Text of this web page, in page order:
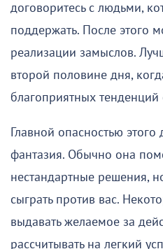
договоритесь с людьми,
поддержать. После этого
реализации замыслов.
второй половине дня,
благоприятных тенденций
Главной опасностью
фантазия. Обычно она
нестандартные решения,
сыграть против вас.
выдавать желаемое за
рассчитывать на легкий